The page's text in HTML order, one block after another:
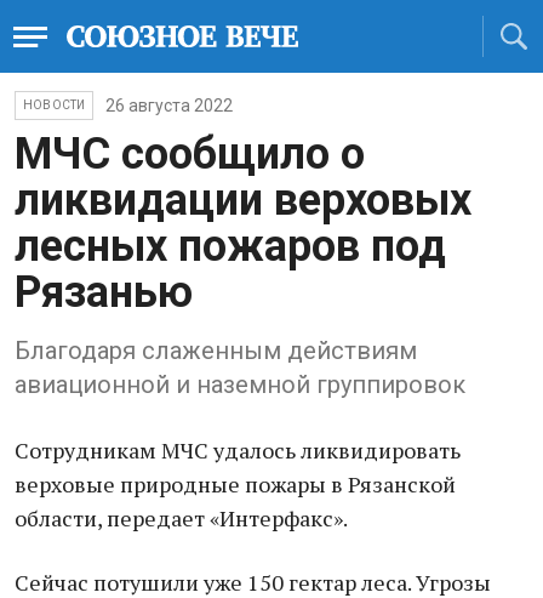
НОВОСТИ 26 августа 2022
МЧС сообщило о
ликвидации верховых
лесных пожаров под
Рязанью
Благодаря слаженным действиям
авиационной и наземной группировок
Сотрудникам МЧС удалось ликвидировать
верховые природные пожары в Рязанской
области, передает «Интерфакс».
Сейчас потушили уже 150 гектар леса. Угрозы